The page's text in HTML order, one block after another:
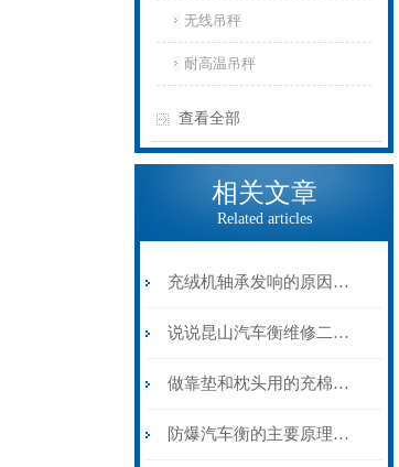
无线吊秤
耐高温吊秤
查看全部
相关文章
Related articles
充绒机轴承发响的原因是什么？
说说昆山汽车衡维修二三事
做靠垫和枕头用的充棉机应该如何保养呢？
防爆汽车衡的主要原理和特点